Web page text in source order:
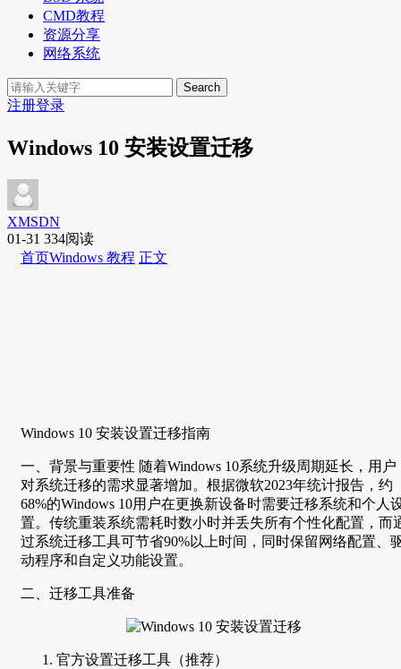
CMD教程
资源分享
网络系统
Search
注册登录
Windows 10 安装设置迁移
XMSDN
01-31 334阅读
首页Windows 教程 正文
Windows 10 安装设置迁移指南
一、背景与重要性 随着Windows 10系统升级周期延长，用户
对系统迁移的需求显著增加。根据微软2023年统计报告，约
68%的Windows 10用户在更换新设备时需要迁移系统和个人
置。传统重装系统需耗时数小时并丢失所有个性化配置，而
过系统迁移工具可节省90%以上时间，同时保留网络配置、
动程序和自定义功能设置。
二、迁移工具准备
官方设置迁移工具（推荐）